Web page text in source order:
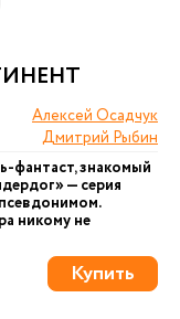
Алексей Осадчук
Дмитрий Рыбин
фантаст, знакомый
— серия
никому не
Купить